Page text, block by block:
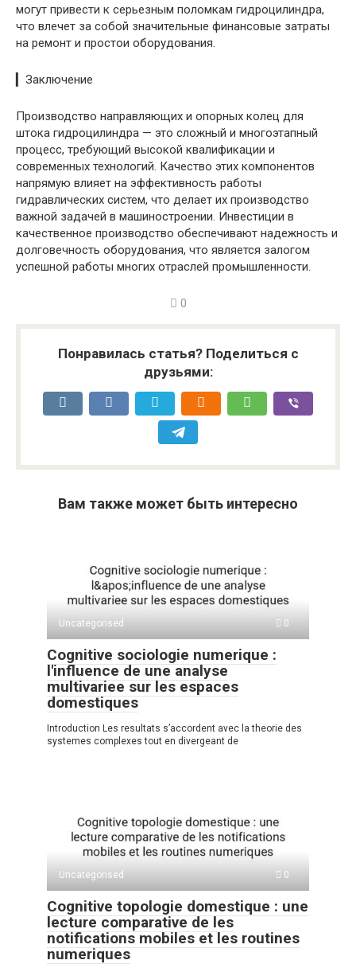
могут привести к серьезным поломкам гидроцилиндра,
что влечет за собой значительные финансовые затраты
на ремонт и простои оборудования.
▎Заключение
Производство направляющих и опорных колец для
штока гидроцилиндра — это сложный и многоэтапный
процесс, требующий высокой квалификации и
современных технологий. Качество этих компонентов
напрямую влияет на эффективность работы
гидравлических систем, что делает их производство
важной задачей в машиностроении. Инвестиции в
качественное производство обеспечивают надежность и
долговечность оборудования, что является залогом
успешной работы многих отраслей промышленности.
0
Понравилась статья? Поделиться с
друзьями:
Вам также может быть интересно
Uncategorised 0
Cognitive sociologie numerique :
l'influence de une analyse
multivariee sur les espaces
domestiques
Introduction Les resultats s’accordent avec la theorie des
systemes complexes tout en divergeant de
Uncategorised 0
Cognitive topologie domestique : une
lecture comparative de les
notifications mobiles et les routines
numeriques